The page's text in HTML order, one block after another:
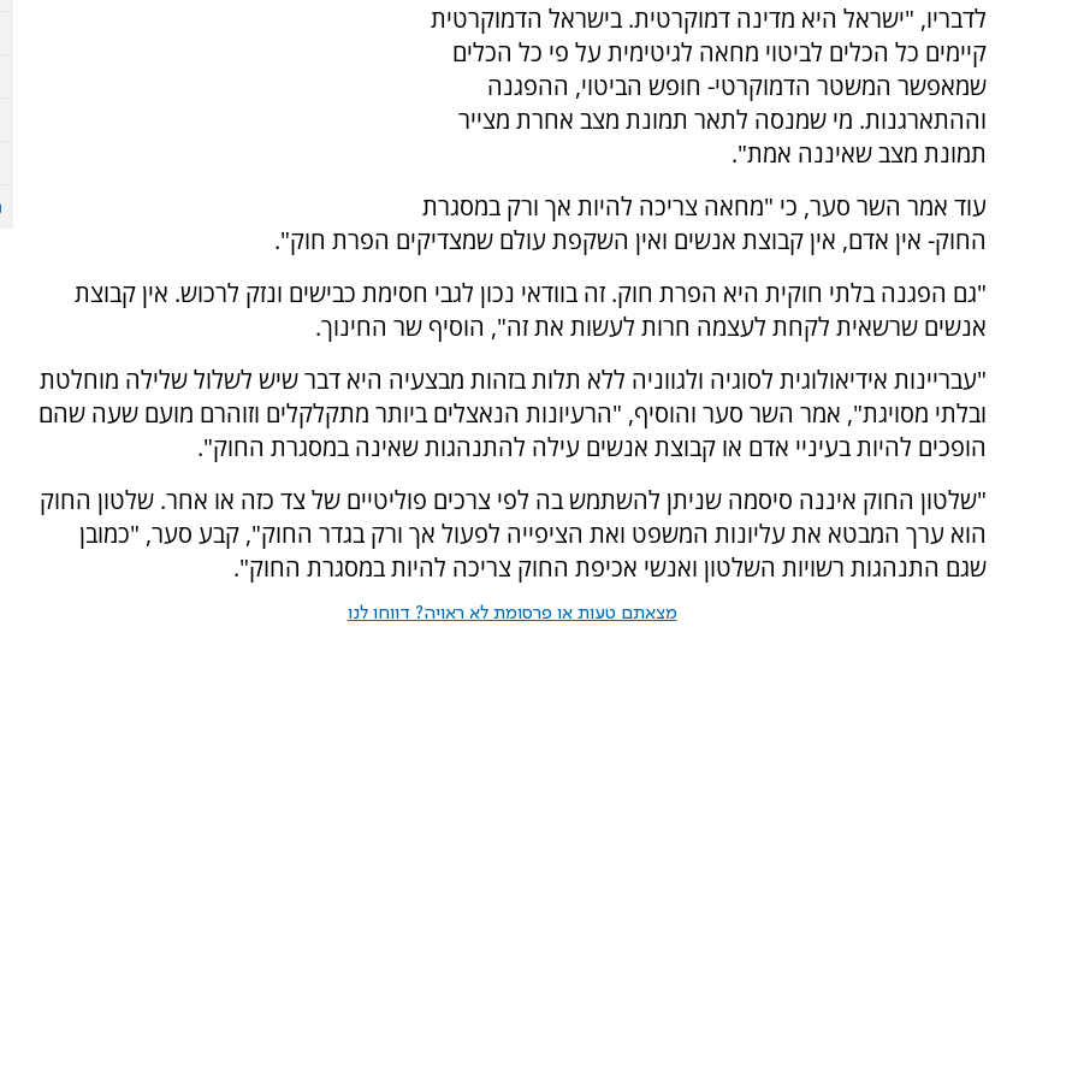
לדבריו, "ישראל היא מדינה דמוקרטית. בישראל הדמוקרטית
קיימים כל הכלים לביטוי מחאה לגיטימית על פי כל הכלים
שמאפשר המשטר הדמוקרטי- חופש הביטוי, ההפגנה
וההתארגנות. מי שמנסה לתאר תמונת מצב אחרת מצייר
תמונת מצב שאיננה אמת".
עוד אמר השר סער, כי "מחאה צריכה להיות אך ורק במסגרת
החוק- אין אדם, אין קבוצת אנשים ואין השקפת עולם שמצדיקים הפרת חוק".
"גם הפגנה בלתי חוקית היא הפרת חוק. זה בוודאי נכון לגבי חסימת כבישים ונזק לרכוש. אין קבוצת
אנשים שרשאית לקחת לעצמה חרות לעשות את זה", הוסיף שר החינוך.
"עבריינות אידיאולוגית לסוגיה ולגווניה ללא תלות בזהות מבצעיה היא דבר שיש לשלול שלילה מוחלטת
ובלתי מסויגת", אמר השר סער והוסיף, "הרעיונות הנאצלים ביותר מתקלקלים וזוהרם מועם שעה שהם
הופכים להיות בעיניי אדם או קבוצת אנשים עילה להתנהגות שאינה במסגרת החוק".
"שלטון החוק איננה סיסמה שניתן להשתמש בה לפי צרכים פוליטיים של צד כזה או אחר. שלטון החוק
הוא ערך המבטא את עליונות המשפט ואת הציפייה לפעול אך ורק בגדר החוק", קבע סער, "כמובן
שגם התנהגות רשויות השלטון ואנשי אכיפת החוק צריכה להיות במסגרת החוק".
מצאתם טעות או פרסומת לא ראויה? דווחו לנו